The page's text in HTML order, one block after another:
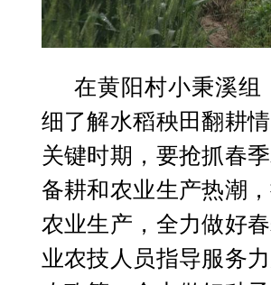
在黄阳村小秉溪组
细了解水稻秧田翻耕
关键时期，要抢抓春
备耕和农业生产热潮
农业生产，全力做好
业农技人员指导服务